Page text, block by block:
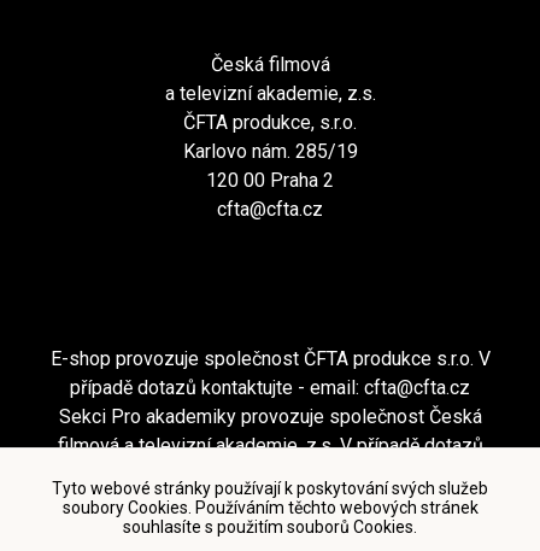
Tyto webové stránky používají k poskytování svých služeb
soubory Cookies. Používáním těchto webových stránek
souhlasíte s použitím souborů Cookies.
Česká filmová
a televizní akademie, z.s.
ČFTA produkce, s.r.o.
Karlovo nám. 285/19
120 00 Praha 2
cfta@cfta.cz
E-shop provozuje společnost ČFTA produkce s.r.o. V
případě dotazů kontaktujte - email: cfta@cfta.cz
Sekci Pro akademiky provozuje společnost Česká
filmová a televizní akademie, z.s. V případě dotazů
Podmínky užití a zásady ochrany osobních údajů